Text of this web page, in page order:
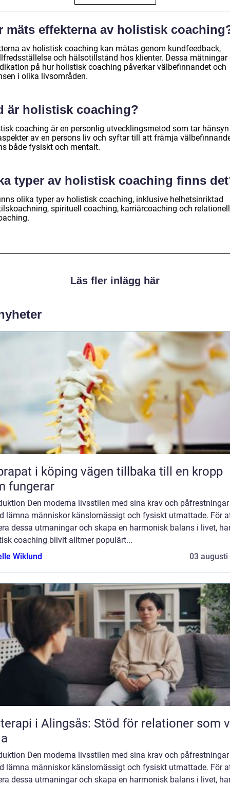
mäts effekterna av holistisk
av holistisk coaching kan mätas genom kundfeedback,
och hälsotillstånd hos klienter. Dessa mätningar
på hur holistisk coaching påverkar välbefinnandet och
i olika livsområden.
är holistisk coaching?
coaching är en personlig utvecklingsmetod som tar
av en persons liv och syftar till att främja
både fysiskt och mentalt.
typer av holistisk coaching finns
olika typer av holistisk coaching, inklusive helhetsinriktad
spirituell coaching, karriärcoaching och
Läs fler inlägg här
köping vägen tillbaka till en kropp
fungerar
Den moderna livsstilen med sina krav och
lämna människor känslomässigt och fysiskt utmattade. För
dessa utmaningar och skapa en harmonisk balans i livet,
coaching blivit alltmer populärt...
Wiklund
03 augusti
i Alingsås: Stöd för relationer som
Den moderna livsstilen med sina krav och
lämna människor känslomässigt och fysiskt utmattade. För
dessa utmaningar och skapa en harmonisk balans i livet,